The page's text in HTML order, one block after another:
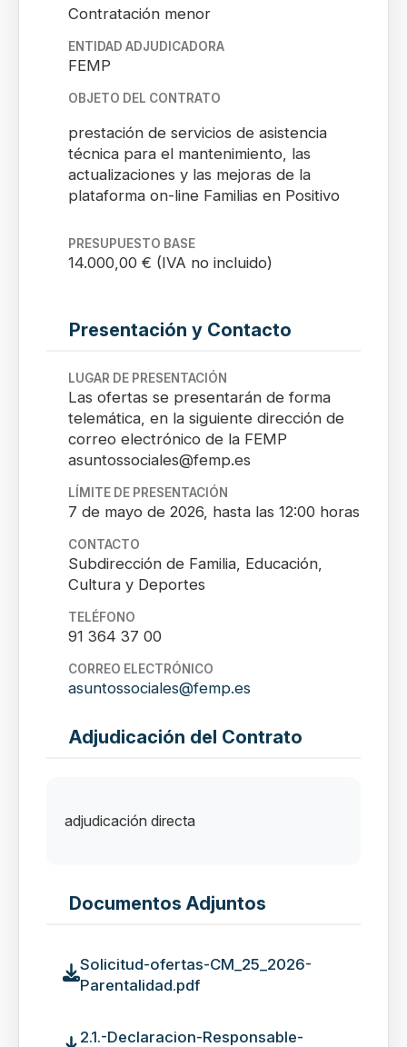
Contratación menor
ENTIDAD ADJUDICADORA
FEMP
OBJETO DEL CONTRATO
prestación de servicios de asistencia
técnica para el mantenimiento, las
actualizaciones y las mejoras de la
plataforma on-line Familias en Positivo
PRESUPUESTO BASE
14.000,00 € (IVA no incluido)
Presentación y Contacto
LUGAR DE PRESENTACIÓN
Las ofertas se presentarán de forma
telemática, en la siguiente dirección de
correo electrónico de la FEMP
asuntossociales@femp.es
LÍMITE DE PRESENTACIÓN
7 de mayo de 2026, hasta las 12:00 horas
CONTACTO
Subdirección de Familia, Educación,
Cultura y Deportes
TELÉFONO
91 364 37 00
CORREO ELECTRÓNICO
asuntossociales@femp.es
Adjudicación del Contrato
adjudicación directa
Documentos Adjuntos
Solicitud-ofertas-CM_25_2026-
Parentalidad.pdf
2.1.-Declaracion-Responsable-